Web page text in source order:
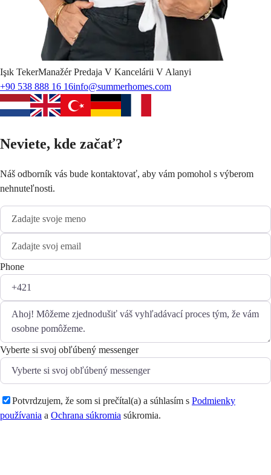
Işık TekerManažér Predaja V Kancelárii V Alanyi
+90 538 888 16 16info@summerhomes.com
Neviete, kde začať?
Náš odborník vás bude kontaktovať, aby vám pomohol s výberom
nehnuteľnosti.
Phone
Vyberte si svoj obľúbený messenger
Potvrdzujem, že som si prečítal(a) a súhlasím s Podmienky
používania a Ochrana súkromia súkromia.